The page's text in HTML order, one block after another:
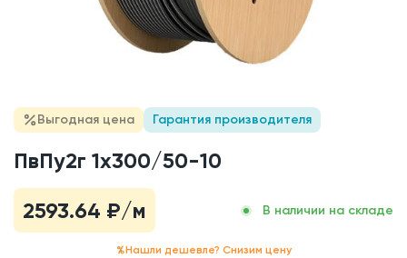
Выгодная цена Гарантия производителя
ПвПу2г 1x300/50-10
2593.64 ₽/м В наличии на складе
Нашли дешевле? Снизим цену